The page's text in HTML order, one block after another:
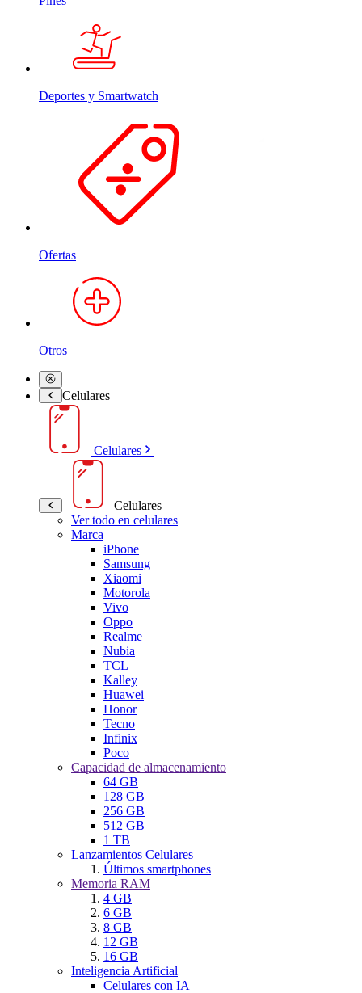
Deportes y Smartwatch
Ofertas
Otros
Celulares
Celulares
Celulares
Ver todo en celulares
Marca
iPhone
Samsung
Xiaomi
Motorola
Vivo
Oppo
Realme
Nubia
TCL
Kalley
Huawei
Honor
Tecno
Infinix
Poco
Capacidad de almacenamiento
64 GB
128 GB
256 GB
512 GB
1 TB
Lanzamientos Celulares
Últimos smartphones
Memoria RAM
4 GB
6 GB
8 GB
12 GB
16 GB
Inteligencia Artificial
Celulares con IA